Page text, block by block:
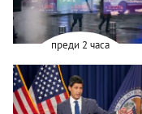
преди 2 часа